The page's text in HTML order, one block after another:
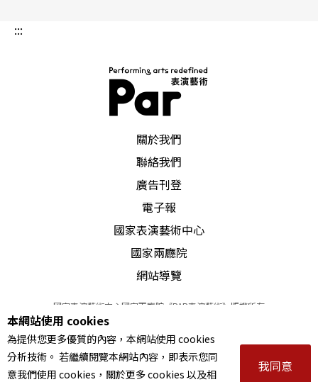
:::
關於我們
聯絡我們
廣告刊登
電子報
國家表演藝術中心
國家兩廳院
網站導覽
國家表演藝術中心國家兩廳院《PAR表演藝術》版權所有
© 2022Performing arts redefined. All Rights Reserved
統一編號 Tax Id number 00973926
本站所提供相關演出資訊，如有異動應以主辦單位公告為準。
服務條款｜隱私權聲明｜著作權聲明
本網站使用 cookies
為提供您更多優質的內容，本網站使用 cookies
分析技術。 若繼續閱覽本網站內容，即表示您同
意我們使用 cookies，關於更多 cookies 以及相
我同意